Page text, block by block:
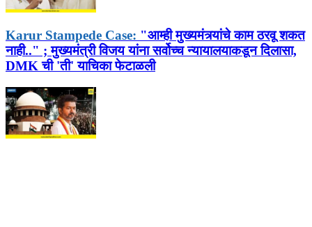
Karur Stampede Case: "आम्ही मुख्यमंत्र्यांचे काम ठरवू शकत
नाही.." ; मुख्यमंत्री विजय यांना सर्वोच्च न्यायालयाकडून दिलासा,
DMK ची 'ती' याचिका फेटाळली